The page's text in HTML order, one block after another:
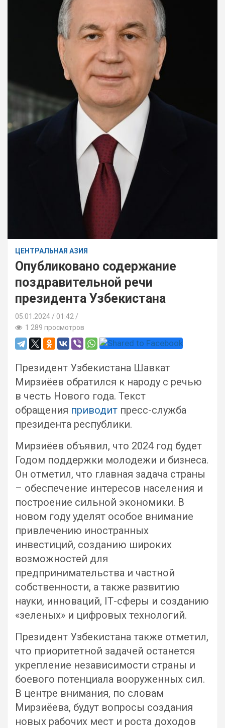
ЦЕНТРАЛЬНАЯ АЗИЯ
Опубликовано содержание
поздравительной речи
президента Узбекистана
05.01.2024
01:42 /
1 289 просмотров
Президент Узбекистана Шавкат
Мирзиёев обратился к народу с речью
в честь Нового года. Текст
обращения приводит пресс-служба
президента республики.
Мирзиёев объявил, что 2024 год будет
Годом поддержки молодежи и бизнеса.
Он отметил, что главная задача страны
– обеспечение интересов населения и
построение сильной экономики. В
новом году уделят особое внимание
привлечению иностранных
инвестиций, созданию широких
возможностей для
предпринимательства и частной
собственности, а также развитию
науки, инноваций, IТ-сферы и созданию
«зеленых» и цифровых технологий.
Президент Узбекистана также отметил,
что приоритетной задачей останется
укрепление независимости страны и
боевого потенциала вооруженных сил.
В центре внимания, по словам
Мирзиёева, будут вопросы создания
новых рабочих мест и роста доходов